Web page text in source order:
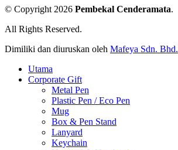
© Copyright 2026 Pembekal Cenderamata.
All Rights Reserved.
Dimiliki dan diuruskan oleh Mafeya Sdn. Bhd.
Utama
Corporate Gift
Metal Pen
Plastic Pen / Eco Pen
Mug
Box & Pen Stand
Lanyard
Keychain